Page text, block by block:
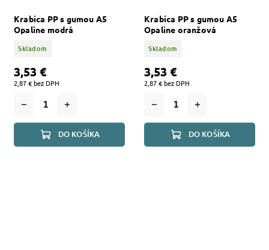
Krabica PP s gumou A5
Opaline modrá
Skladom
2,87 € bez DPH
3,53 €
DO KOŠÍKA
Krabica PP s gumou A5
Opaline oranžová
Skladom
2,87 € bez DPH
3,53 €
DO KOŠÍKA